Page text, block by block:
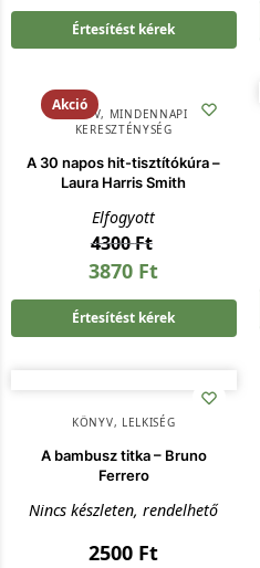
Értesítést kérek
Akció
KÖNYV, MINDENNAPI
KERESZTÉNYSÉG
A 30 napos hit-tisztítókúra –
Laura Harris Smith
Elfogyott
4300Ft
3870 Ft
Értesítést kérek
KÖNYV, LELKISÉG
A bambusz titka – Bruno
Ferrero
Nincs készleten, rendelhető
2500 Ft